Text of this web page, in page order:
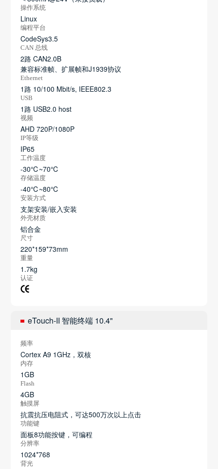
操作系统
Linux
编程平台
CodeSys3.5
CAN 总线
2路 CAN2.0B
兼容标准帧、扩展帧和J1939协议
Ethernet
1路 10/100 Mbit/s, IEEE802.3
USB
1路 USB2.0 host
视频
AHD 720P/1080P
IP等级
IP65
工作温度
-30℃~70℃
存储温度
-40℃~80℃
安装方式
支架安装/嵌入安装
外壳材质
铝合金
尺寸
220*159*73mm
重量
1.7kg
认证
eTouch-II 智能终端 10.4"
频率
Cortex A9 1GHz，双核
内存
1GB
Flash
4GB
触摸屏
抗震抗压电阻式，可达500万次以上点击
功能键
面板8功能按键，可编程
分辨率
1024*768
背光